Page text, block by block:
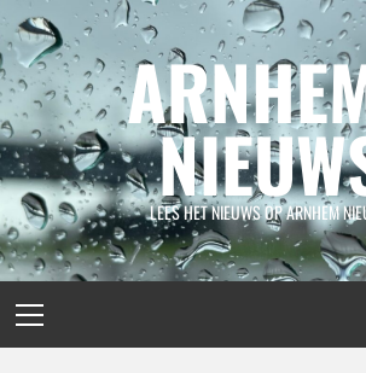
Spring
naar
inhoud
LEES HET NIEUWS OP ARNHEM
menu